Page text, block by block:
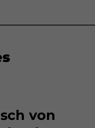
von